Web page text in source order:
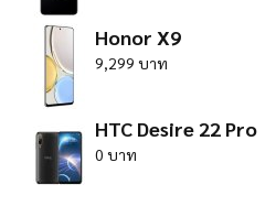
Honor X9
9,299 บาท
HTC Desire 22 Pro
0 บาท